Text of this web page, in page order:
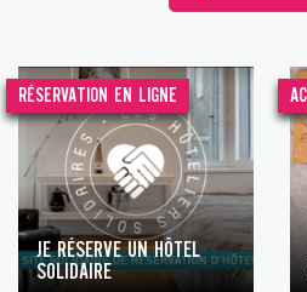
RÉSERVATION EN LIGNE
JE RÉSERVE UN HÔTEL
SOLIDAIRE